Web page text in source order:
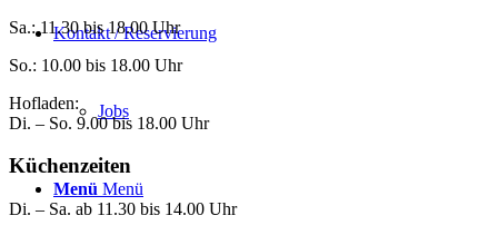
Kontakt / Reservierung
Jobs
Menü Menü
Sa.: 11.30 bis 18.00 Uhr
So.: 10.00 bis 18.00 Uhr
Hofladen:
Di. – So. 9.00 bis 18.00 Uhr
Küchenzeiten
Di. – Sa. ab 11.30 bis 14.00 Uhr